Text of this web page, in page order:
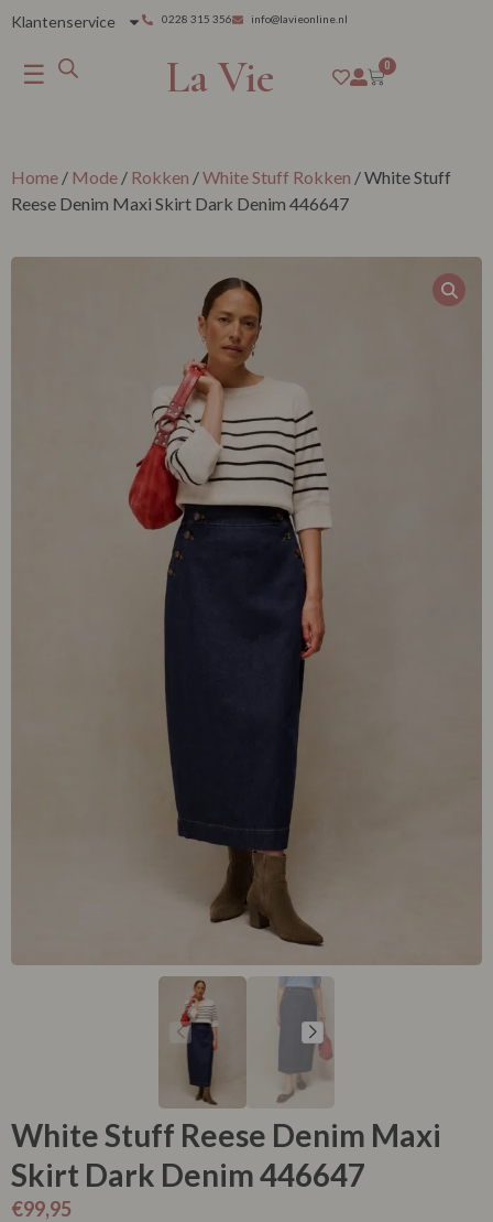
Klantenservice 0228 315 356 info@lavieonline.nl
☰ La Vie 0
Home / Mode / Rokken /White Stuff Rokken / White Stuff
Reese Denim Maxi Skirt Dark Denim 446647
White Stuff Reese Denim Maxi
Skirt Dark Denim 446647
€99,95